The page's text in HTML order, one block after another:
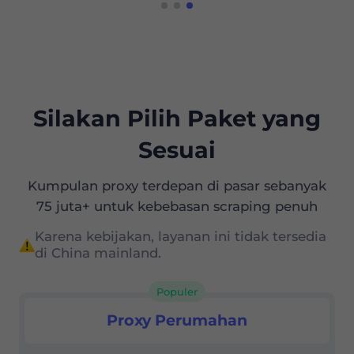
Silakan Pilih Paket yang
Sesuai
Kumpulan proxy terdepan di pasar sebanyak
75 juta+ untuk kebebasan scraping penuh
Karena kebijakan, layanan ini tidak tersedia
di China mainland.
Proksi Residensial
Populer
Proxy Perumahan